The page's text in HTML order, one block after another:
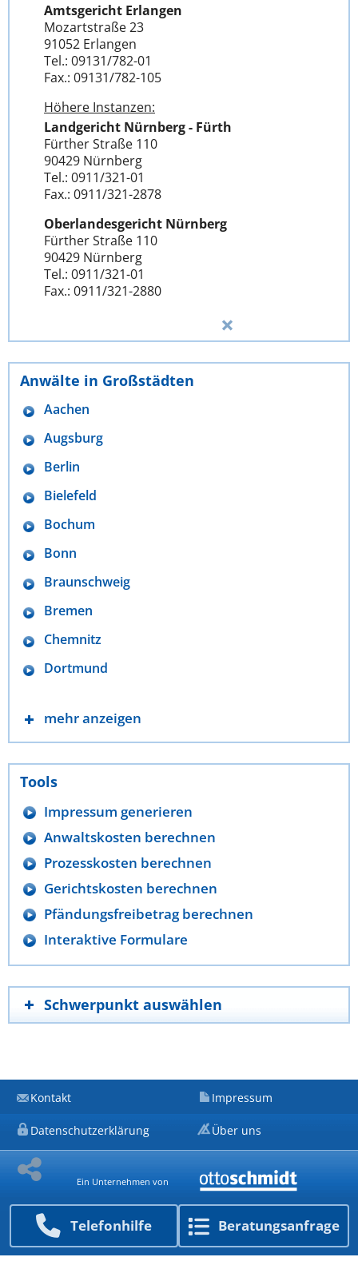
Telefon­hilfe Beratungs­anfrage
Amtsgericht Erlangen
Mozartstraße 23
91052 Erlangen
Tel.: 09131/782-01
Fax.: 09131/782-105
Höhere Instanzen:
Landgericht Nürnberg - Fürth
Fürther Straße 110
90429 Nürnberg
Tel.: 0911/321-01
Fax.: 0911/321-2878
Oberlandesgericht Nürnberg
Fürther Straße 110
90429 Nürnberg
Tel.: 0911/321-01
Fax.: 0911/321-2880
Anwälte in Großstädten
Aachen
Augsburg
Berlin
Bielefeld
Bochum
Bonn
Braunschweig
Bremen
Chemnitz
Dortmund
mehr anzeigen
Tools
Impressum generieren
Anwaltskosten berechnen
Prozesskosten berechnen
Gerichtskosten berechnen
Pfändungsfreibetrag berechnen
Interaktive Formulare
Schwerpunkt auswählen
Kontakt Impressum
Datenschutzerklärung Über uns
Ein Unternehmen von